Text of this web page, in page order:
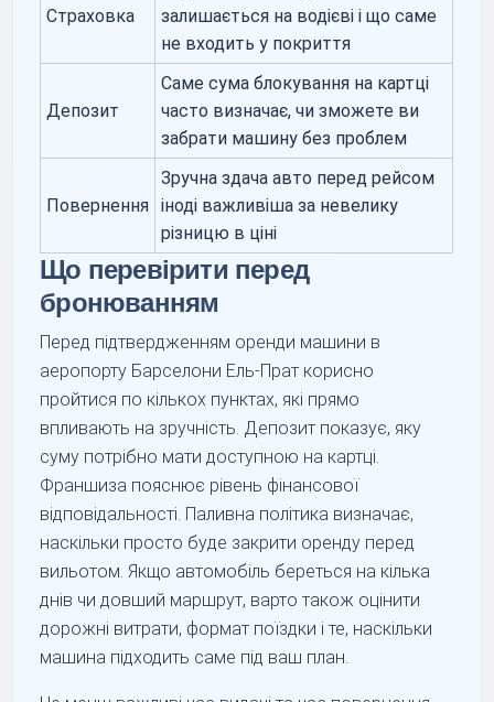
Страховка
залишається на водієві і що саме
не входить у покриття
Депозит
Саме сума блокування на картці
часто визначає, чи зможете ви
забрати машину без проблем
Повернення
Зручна здача авто перед рейсом
іноді важливіша за невелику
різницю в ціні
Що перевірити перед
бронюванням
Перед підтвердженням оренди машини в
аеропорту Барселони Ель-Прат корисно
пройтися по кількох пунктах, які прямо
впливають на зручність. Депозит показує, яку
суму потрібно мати доступною на картці.
Франшиза пояснює рівень фінансової
відповідальності. Паливна політика визначає,
наскільки просто буде закрити оренду перед
вильотом. Якщо автомобіль береться на кілька
днів чи довший маршрут, варто також оцінити
дорожні витрати, формат поїздки і те, наскільки
машина підходить саме під ваш план.